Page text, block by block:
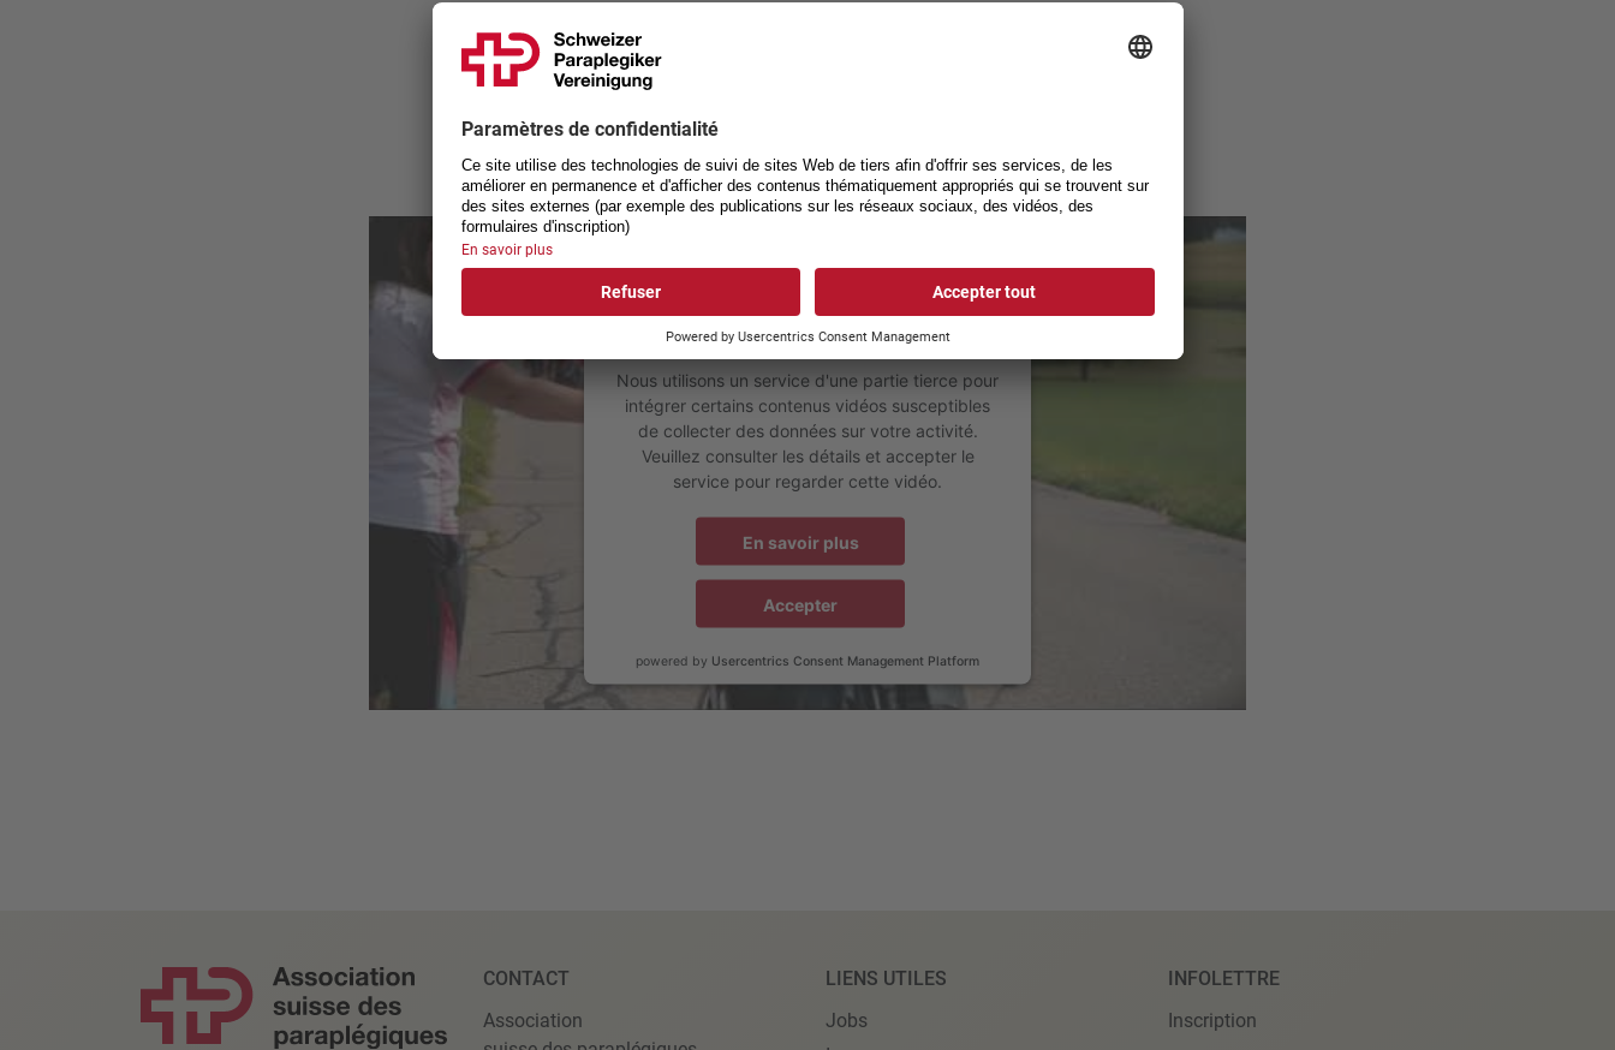
Giro Suisse Highlights 2022
Nous avons besoin de votre
consentement pour charger le
service YouTube Video!
Nous utilisons un service d'une partie tierce pour
intégrer certains contenus vidéos susceptibles
de collecter des données sur votre activité.
Veuillez consulter les détails et accepter le
service pour regarder cette vidéo.
En savoir plus
Accepter
powered by Usercentrics Consent Management Platform
CONTACT
Association
LIENS UTILES
Jobs
INFOLETTRE
Inscription